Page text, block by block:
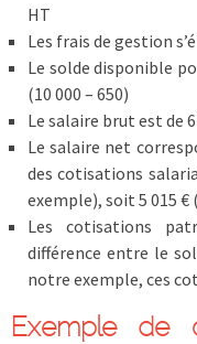
HT
Les frais de gestion
Le solde disponible
(10 000 – 650)
Le salaire brut est de
Le salaire net
des cotisations
exemple), soit 5 015 €
Les cotisations
différence entre le
notre exemple, ces
Exemple de